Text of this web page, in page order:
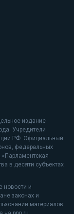
издание
Учредители
РФ. Официальный
федеральных
«Парламентская
в десяти субъектах
новости и
законах и
материалов